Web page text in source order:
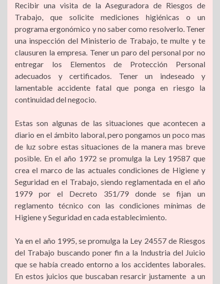
p n m k
n
k i
r
Recibir una visita de la Aseguradora de Riesgos de
Trabajo, que solicite mediciones higiénicas o un
programa ergonómico y no saber como resolverlo. Tener
una inspección del Ministerio de Trabajo, te multe y te
clausuren la empresa. Tener un paro del personal por no
entregar los Elementos de Protección Personal
adecuados y certificados. Tener un indeseado y
lamentable accidente fatal que ponga en riesgo la
continuidad del negocio.
Estas son algunas de las situaciones que acontecen a
diario en el ámbito laboral, pero pongamos un poco mas
de luz sobre estas situaciones de la manera mas breve
posible. En el año 1972 se promulga la Ley 19587 que
crea el marco de las actuales condiciones de Higiene y
Seguridad en el Trabajo, siendo reglamentada en el año
1979 por el Decreto 351/79 donde se fijan un
reglamento técnico con las condiciones mínimas de
Higiene y Seguridad en cada establecimiento.
Ya en el año 1995, se promulga la Ley 24557 de Riesgos
del Trabajo buscando poner fin a la Industria del Juicio
que se había creado entorno a los accidentes laborales.
En estos juicios que buscaban resarcir justamente a un